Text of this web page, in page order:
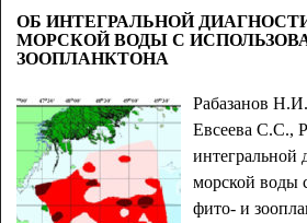
ОБ ИНТЕГРАЛЬНОЙ
МОРСКОЙ ВОДЫ С
ЗООПЛАНКТОНА
Рабазанов
Евсеева С.С.,
интегральной
морской воды
фито- и